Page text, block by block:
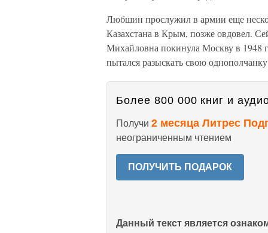
Любшин прослужил в армии еще
Казахстана в Крым, позже овдовел.
Михайловна покинула Москву в 1948
пытался разыскать свою
Более 800 000 книг и
Получи 2 месяца Литрес
неограниченным чтением
ПОЛУЧИТЬ ПОДАРОК
Данный текст является